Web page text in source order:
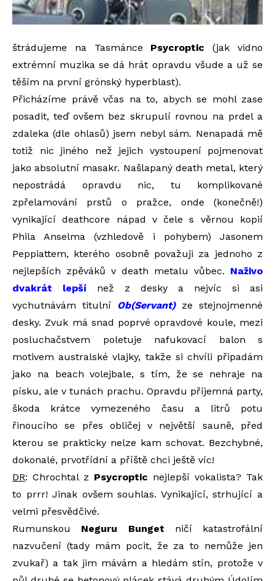
štrádujeme na Tasmánce Psycroptic (jak vidno
extrémní muzika se dá hrát opravdu všude a už se
těším na první grónský hyperblast).
Přicházíme právě včas na to, abych se mohl zase
posadit, teď ovšem bez skrupulí rovnou na prdel a
zdaleka (dle ohlasů) jsem nebyl sám. Nenapadá mě
totiž nic jiného než jejich vystoupení pojmenovat
jako absolutní masakr. Našlapaný death metal, který
nepostrádá opravdu nic, tu komplikované
zpřelamování prstů o pražce, onde (konečně!)
vynikající deathcore nápad v čele s věrnou kopií
Phila Anselma (vzhledově i pohybem) Jasonem
Peppiattem, kterého osobně považuji za jednoho z
nejlepších zpěváků v death metalu vůbec. Naživo
dvakrát lepší než z desky a nejvíc si asi
vychutnávám titulní Ob(Servant)ze stejnojmenné
desky. Zvuk má snad poprvé opravdové koule, mezi
posluchačstvem poletuje nafukovací balon s
motivem australské vlajky, takže si chvíli připadám
jako na beach volejbale, s tím, že se nehraje na
písku, ale v tunách prachu. Opravdu příjemná party,
škoda krátce vymezeného času a litrů potu
řinoucího se přes obličej v největší sauně, před
kterou se prakticky nelze kam schovat. Bezchybné,
dokonalé, prvotřídní a příště chci ještě víc!
DR: Chrochtal z Psycroptic nejlepší vokalista? Tak
to prrr! Jinak ovšem souhlas. Vynikající, strhující a
velmi přesvědčivé.
Rumunskou Neguru Bunget ničí katastrofální
nazvučení (tady mám pocit, že za to nemůže jen
zvukař) a tak jim mávám a hledám stín, protože v